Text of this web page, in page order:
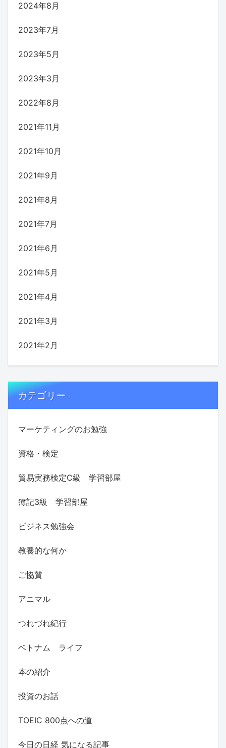
2024年8月
2023年7月
2023年5月
2023年3月
2022年8月
2021年11月
2021年10月
2021年9月
2021年8月
2021年7月
2021年6月
2021年5月
2021年4月
2021年3月
2021年2月
カテゴリー
マーケティングのお勉強
資格・検定
貿易実務検定C級 学習部屋
簿記3級 学習部屋
ビジネス勉強会
教養的な何か
ご協賛
アニマル
つれづれ紀行
ベトナム ライフ
本の紹介
投資のお話
TOEIC 800点への道
今日の日経 気になる記事